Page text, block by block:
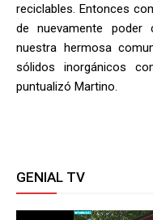
reciclables. Entonces
de nuevamente poder
nuestra hermosa
sólidos inorgánicos
puntualizó Martino.
GENIAL TV